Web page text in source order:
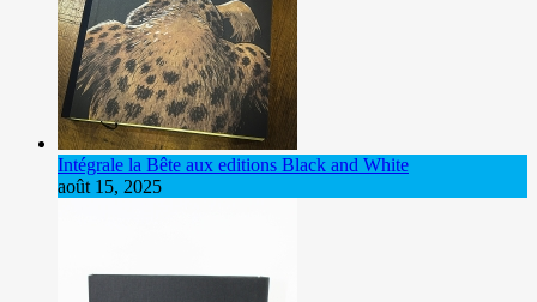
Intégrale la Bête aux editions Black and White
août 15, 2025